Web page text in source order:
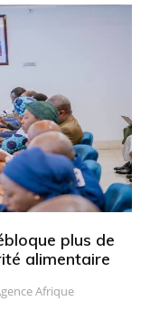
plus de
alimentaire
Afrique